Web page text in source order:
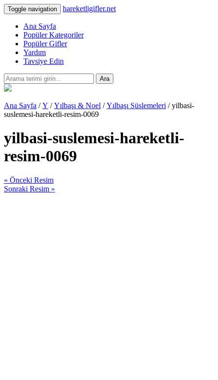
Toggle navigation hareketligifler.net
Ana Sayfa
Popüler Kategoriler
Popüler Gifler
Yardım
Tavsiye Edin
Ara
Ana Sayfa /Y /Yılbaşı & Noel /Yılbaşı Süslemeleri / yilbasi-
suslemesi-hareketli-resim-0069
yilbasi-suslemesi-hareketli-
resim-0069
« Önceki Resim
Sonraki Resim »